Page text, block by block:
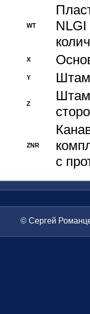
WT
NLGI
X
Y
Z
ZNR
с
© Сергей